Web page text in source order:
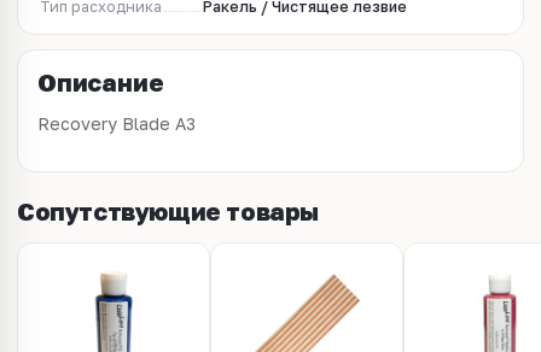
Тип расходника
Ракель / Чистящее лезвие
Описание
Recovery Blade A3
Сопутствующие товары